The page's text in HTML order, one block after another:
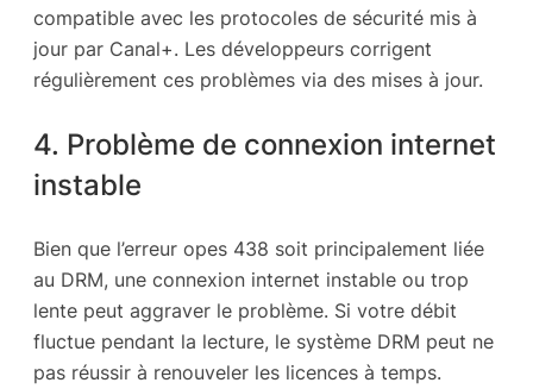
compatible avec les protocoles de sécurité mis à
jour par Canal+. Les développeurs corrigent
régulièrement ces problèmes via des mises à jour.
4. Problème de connexion internet
instable
Bien que l’erreur opes 438 soit principalement liée
au DRM, une connexion internet instable ou trop
lente peut aggraver le problème. Si votre débit
fluctue pendant la lecture, le système DRM peut ne
pas réussir à renouveler les licences à temps.